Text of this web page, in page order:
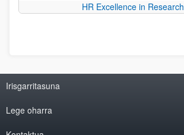
HR Excellence in Research
Irisgarritasuna
Lege oharra